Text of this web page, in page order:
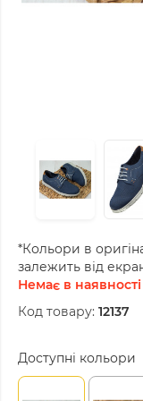
*Кольори в
залежить від
Немає в наявності
Код товару: 12137
Доступні кольори